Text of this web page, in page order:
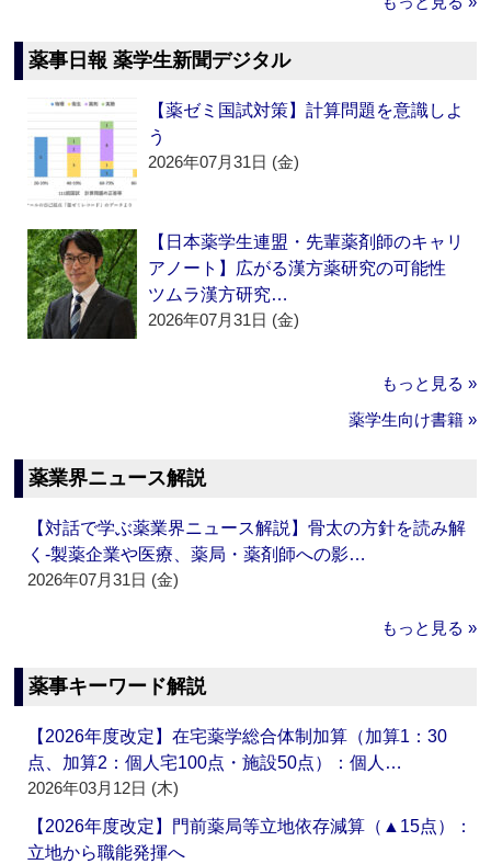
薬事日報 薬学生新聞デジタル
【薬ゼミ国試対策】計算問題を意識しよ
う
2026年07月31日 (金)
【日本薬学生連盟・先輩薬剤師のキャリ
アノート】広がる漢方薬研究の可能性
ツムラ漢方研究…
2026年07月31日 (金)
もっと見る »
薬学生向け書籍 »
薬業界ニュース解説
【対話で学ぶ薬業界ニュース解説】骨太の方針を読み解
く‐製薬企業や医療、薬局・薬剤師への影…
2026年07月31日 (金)
もっと見る »
薬事キーワード解説
【2026年度改定】在宅薬学総合体制加算（加算1：30
点、加算2：個人宅100点・施設50点）：個人…
2026年03月12日 (木)
【2026年度改定】門前薬局等立地依存減算（▲15点）：
立地から職能発揮へ